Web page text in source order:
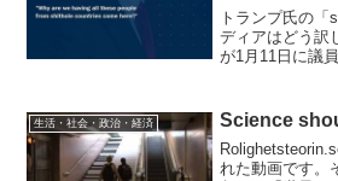
トランプ氏の「
ディアはどう訳
が1月11日に議
一部の諸国を「
れ...
生活・社会・政治・経済 Science
れた動画です。